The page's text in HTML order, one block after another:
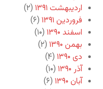
اردیبهشت ۱۳۹۱
(۲)
فروردین ۱۳۹۱
(۶)
اسفند ۱۳۹۰
(۱۰)
بهمن ۱۳۹۰
(۲)
دی ۱۳۹۰
(۴)
آذر ۱۳۹۰
(۱۰)
آبان ۱۳۹۰
(۶)